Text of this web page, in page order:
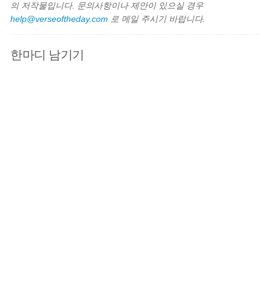
의 저작물입니다. 문의사항이나 제안이 있으실 경우
help@verseoftheday.com 로 메일 주시기 바랍니다.
한마디 남기기